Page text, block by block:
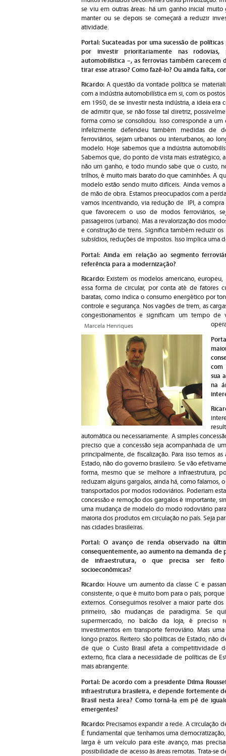
se viu em outras áreas: há um ganho inicial
manter ou se depois se começará a reduzir
atividade.
Portal: Sucateadas por uma sucessão de
por investir prioritariamente nas
automobilística –, as ferrovias também carecem
tirar esse atraso? Como fazê-lo? Ou ainda falta,
Ricardo:A questão da vontade política se
com a indústria automobilística em si, com os
em 1950, de se investir nesta indústria, a ideia era
de admitir que, se não fosse tal diretriz,
forma como se consolidou. Isso corresponde a
infelizmente defendeu também medidas de
ferroviários, sejam urbanos ou interurbanos, ao
modelo. Hoje sabemos que a indústria
Sabemos que, do ponto de vista mais estratégico,
não um ganho, e todo mundo sabe que o custo,
trilhos, é muito mais barato do que caminhões. A
modelo estão sendo muito difíceis. Ainda vemos
de mão de obra. Estamos preocupados com a
vamos incentivando, via redução de IPI, a
que favorecem o uso de modos ferroviários,
passageiros (urbano). Mas a revalorização dos
e construção de trens. Significa também reduzir
subsídios, reduções de impostos. Isso implica uma
Portal: Ainda em relação ao segmento
referência para a modernização?
Ricardo: Existem os modelos americano,
essa forma de circular, por conta até de fatores
baratas, como indica o consumo energético por
controle e segurança. Nos vagões de trem, as
congestionamentos e significam um tempo
Marcela Henriques
com
sua
na
automática ou necessariamente. A simples
preciso que a concessão seja acompanhada de
principalmente, de fiscalização. Para isso temos
Estado, não do governo brasileiro. Se vão
forma, mesmo que se melhore a infraestrutura,
reduzam alguns gargalos, ainda há, como
transportados por modos rodoviários. Poderiam
concessão e remoção dos gargalos é importante,
uma mudança de modelo do modo rodoviário
maioria dos produtos em circulação no país. Seja
nas cidades brasileiras.
Portal: O avanço de renda observado na
consequentemente, ao aumento na demanda
de infraestrutura, o que precisa ser
socioeconômicas?
Ricardo: Houve um aumento da classe C e
consistente, o que é muito bom para o país,
externos. Conseguimos resolver a maior parte
primeiro, são mudanças de paradigma. Se
supermercado, no balcão da loja, é preciso
investimentos em transporte ferroviário. Mais
longo prazos. Reitero: são políticas de Estado, não
de que o Custo Brasil afeta a competitividade
externo, fica clara a necessidade de políticas de
mais abrangente.
Portal: De acordo com a presidente Dilma
infraestrutura brasileira, e depende fortemente
Brasil nesta área? Como torná-la em pé de
emergentes?
Ricardo: Precisamos expandir a rede. A circulação
É fundamental que tenhamos uma
larga é um veículo para este avanço, mas
possibilidade de acesso às áreas remotas. Trata-se